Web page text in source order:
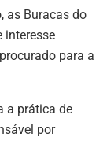
as Buracas do
interesse
para a
a prática de
por